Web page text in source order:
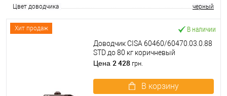
Цвет доводчика
черный
Хит продаж В наличии
Доводчик CISA 60460/60470.03.0.88
STD до 80 кг коричневый
Цена 2 428 грн.
В корзину